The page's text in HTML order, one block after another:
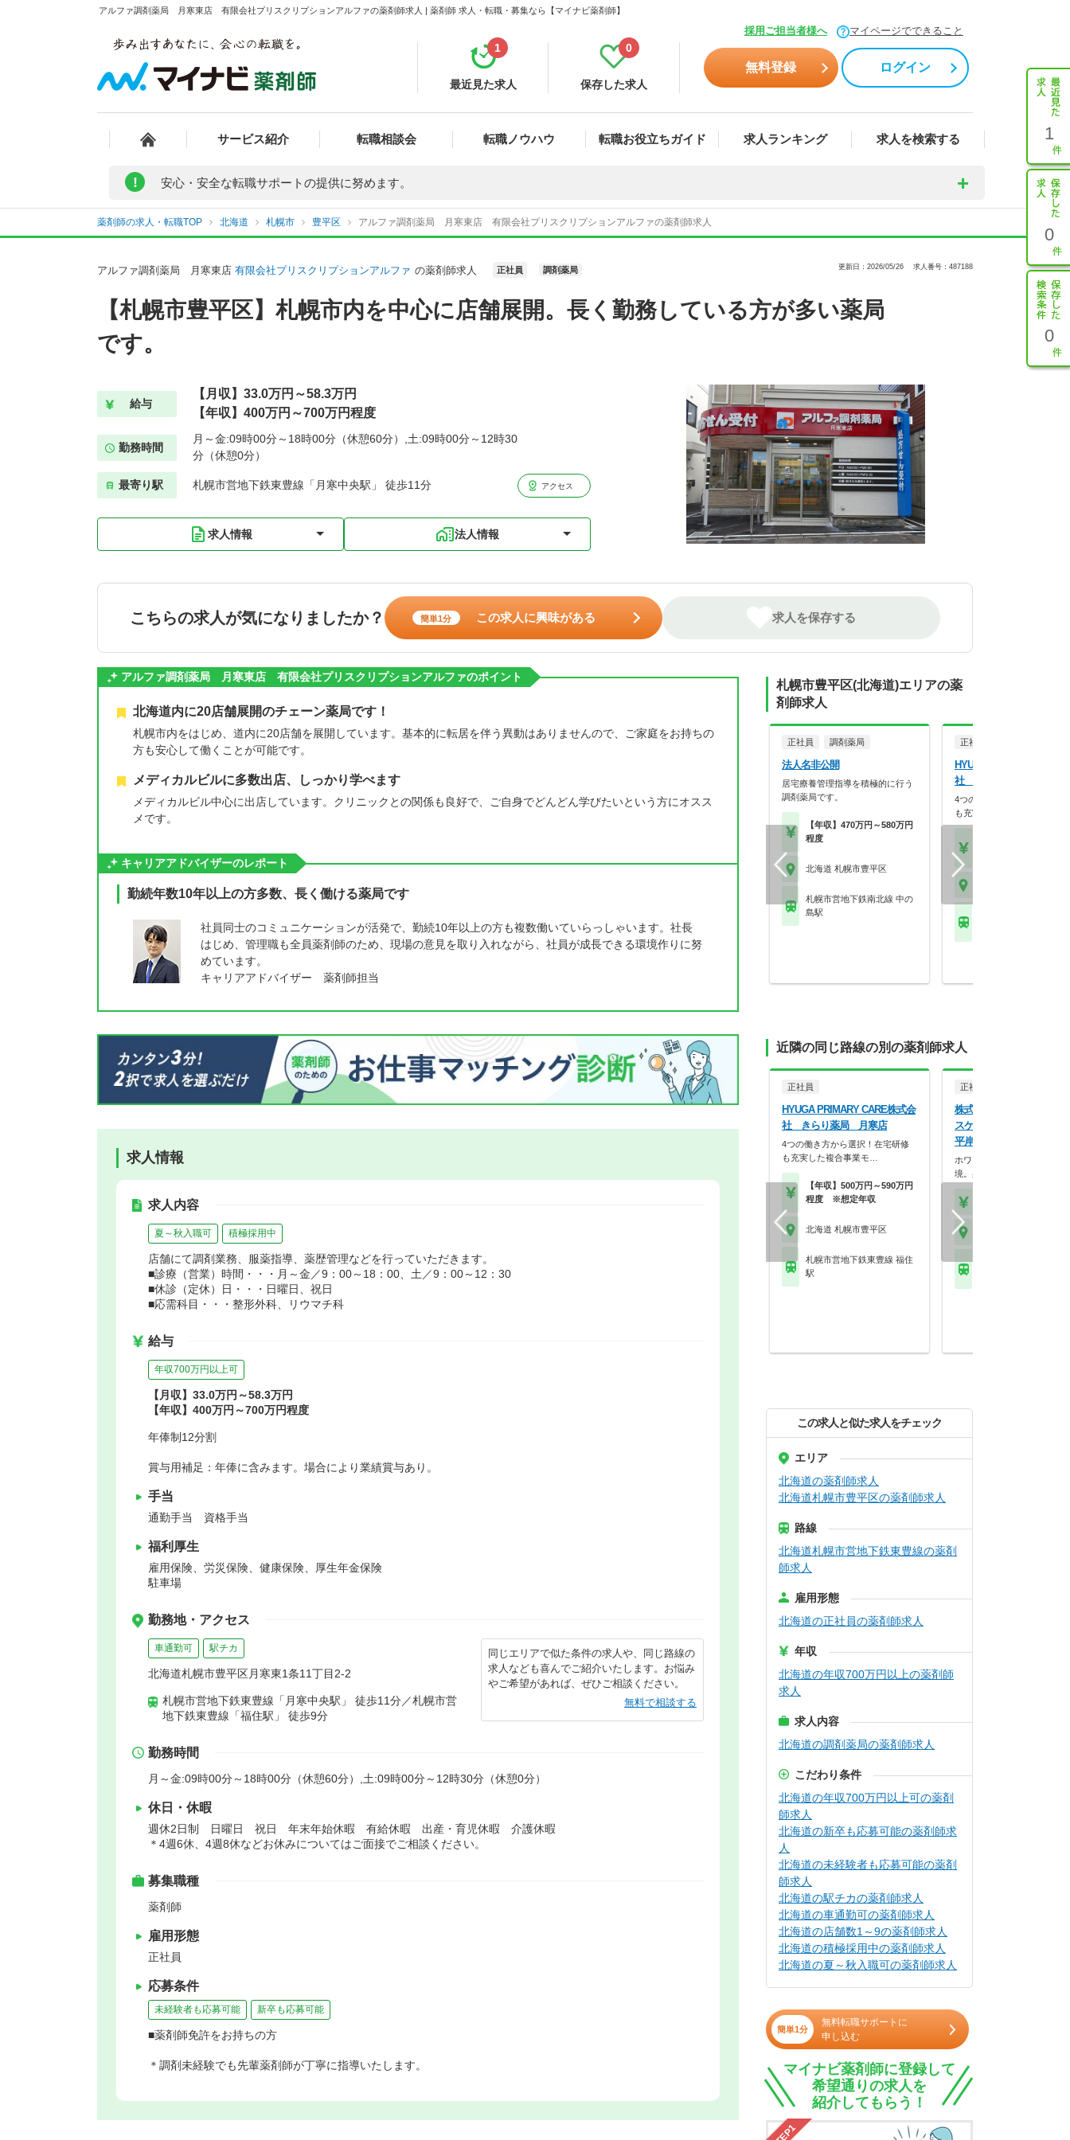
アルファ調剤薬局 月寒東店 有限会社プリスクリプションアルファの薬剤師求人 | 薬剤師 求人・転職・募集なら【マイナビ薬剤師】
採用ご担当者様へ マイページでできること
最近見た求人
1
保存した求人
0
無料登録 ログイン
サービス紹介 転職相談会 転職ノウハウ 転職お役立ちガイド 求人ランキング 求人を検索する 1
0
0
! 安心・安全な転職サポートの提供に努めます。
薬剤師の求人・転職TOP 北海道 札幌市 豊平区 アルファ調剤薬局 月寒東店 有限会社プリスクリプションアルファの薬剤師求人
アルファ調剤薬局 月寒東店 有限会社プリスクリプションアルファ の薬剤師求人 正社員 調剤薬局 更新日：2026/05/26 求人番号：487188
【札幌市豊平区】札幌市内を中心に店舗展開。長く勤務している方が多い薬局
です。
給与
【月収】33.0万円～58.3万円
【年収】400万円～700万円程度
勤務時間
月～金:09時00分～18時00分（休憩60分）,土:09時00分～12時30
分（休憩0分）
最寄り駅 札幌市営地下鉄東豊線「月寒中央駅」 徒歩11分 アクセス
求人情報 法人情報
こちらの求人が気になりましたか？ 簡単1分 この求人に興味がある 求人を保存する
アルファ調剤薬局 月寒東店 有限会社プリスクリプションアルファのポイント
北海道内に20店舗展開のチェーン薬局です！
札幌市内をはじめ、道内に20店舗を展開しています。基本的に転居を伴う異動はありませんので、ご家庭をお持ちの
方も安心して働くことが可能です。
メディカルビルに多数出店、しっかり学べます
メディカルビル中心に出店しています。クリニックとの関係も良好で、ご自身でどんどん学びたいという方にオスス
メです。
キャリアアドバイザーのレポート
勤続年数10年以上の方多数、長く働ける薬局です
社員同士のコミュニケーションが活発で、勤続10年以上の方も複数働いていらっしゃいます。社長
はじめ、管理職も全員薬剤師のため、現場の意見を取り入れながら、社員が成長できる環境作りに努
めています。
キャリアアドバイザー 薬剤師担当
求人情報
求人内容
夏～秋入職可 積極採用中
店舗にて調剤業務、服薬指導、薬歴管理などを行っていただきます。
■診療（営業）時間・・・月～金／9：00～18：00、土／9：00～12：30
■休診（定休）日・・・日曜日、祝日
■応需科目・・・整形外科、リウマチ科
給与
年収700万円以上可
【月収】33.0万円～58.3万円
【年収】400万円～700万円程度
年俸制12分割
賞与用補足：年俸に含みます。場合により業績賞与あり。
手当
通勤手当 資格手当
福利厚生
雇用保険、労災保険、健康保険、厚生年金保険
駐車場
勤務地・アクセス
車通勤可 駅チカ
北海道札幌市豊平区月寒東1条11丁目2-2
札幌市営地下鉄東豊線「月寒中央駅」 徒歩11分／札幌市営
地下鉄東豊線「福住駅」 徒歩9分
同じエリアで似た条件の求人や、同じ路線の
求人なども喜んでご紹介いたします。お悩み
やご希望があれば、ぜひご相談ください。
無料で相談する
勤務時間
月～金:09時00分～18時00分（休憩60分）,土:09時00分～12時30分（休憩0分）
休日・休暇
週休2日制 日曜日 祝日 年末年始休暇 有給休暇 出産・育児休暇 介護休暇
＊4週6休、4週8休などお休みについてはご面接でご相談ください。
募集職種
薬剤師
雇用形態
正社員
応募条件
未経験者も応募可能 新卒も応募可能
■薬剤師免許をお持ちの方
＊調剤未経験でも先輩薬剤師が丁寧に指導いたします。
札幌市豊平区(北海道)エリアの薬
剤師求人
正社員 調剤薬局
法人名非公開
居宅療養管理指導を積極的に行う
調剤薬局です。
【年収】470万円～580万円
程度
北海道 札幌市豊平区
札幌市営地下鉄南北線 中の
島駅
正社員
HYUGA PRIMARY CARE
社 きらり薬局 月寒店
4つの働き方から選択！在宅
も充実した複合事業モ…
近隣の同じ路線の別の薬剤師求人
正社員
HYUGA PRIMARY CARE株式会
社 きらり薬局 月寒店
4つの働き方から選択！在宅研修
も充実した複合事業モ…
【年収】500万円～590万円
程度 ※想定年収
北海道 札幌市豊平区
札幌市営地下鉄東豊線 福住
駅
正社員
株式会社ココカラファイ
スケア パシフィック薬
平岸店
ホワイト500認定のクリーン
境。身だしなみの自…
この求人と似た求人をチェック
エリア
北海道の薬剤師求人
北海道札幌市豊平区の薬剤師求人
路線
北海道札幌市営地下鉄東豊線の薬剤
師求人
雇用形態
北海道の正社員の薬剤師求人
年収
北海道の年収700万円以上の薬剤師
求人
求人内容
北海道の調剤薬局の薬剤師求人
こだわり条件
北海道の年収700万円以上可の薬剤
師求人
北海道の新卒も応募可能の薬剤師求
人
北海道の未経験者も応募可能の薬剤
師求人
北海道の駅チカの薬剤師求人
北海道の車通勤可の薬剤師求人
北海道の店舗数1～9の薬剤師求人
北海道の積極採用中の薬剤師求人
北海道の夏～秋入職可の薬剤師求人
簡単1分
無料転職サポートに
申し込む
マイナビ薬剤師に登録して
希望通りの求人を
紹介してもらう！